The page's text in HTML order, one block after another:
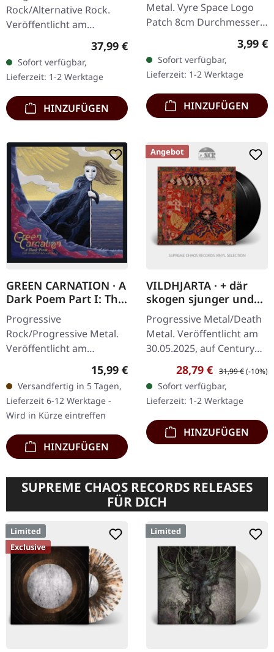
Rock/Alternative Rock.
Veröffentlicht am
26.08.2022, auf earMUSIC.
Recycle Random Doppel-
Vinyl im Gatefold-Cover.
Long Distance Calling…
Regulärer Preis:
37,99 €
Sofort verfügbar,
Lieferzeit: 1-2 Werktage
HINZUFÜGEN
Metal. Vyre Space Logo
Patch 8cm Durchmesser,
gewebt, hohe Qualität3,99 €
Sofort verfügbar,
Lieferzeit: 1-2 Werktage
HINZUFÜGEN
GREEN CARNATION · A
Dark Poem Part I: The
Shores of Melancholia
| DIGIPAK CD
Progressive
Rock/Progressive Metal.
Veröffentlicht am
31.10.2025, auf Season Of
Mist. CD im Deluxe-
Digipak mit Golddruck
und 16-seitigem Booklet.
…
Regulärer Preis:
15,99 €
Versandfertig in 5 Tagen,
Lieferzeit 6-12 Werktage -
Wird in Kürze eintreffen
HINZUFÜGEN
Angebot
VILDHJARTA · + där
skogen sjunger under
evighetens granar + |
BLACK 2LP
Progressive Metal/Death
Metal. Veröffentlicht am
30.05.2025, auf Century
Media Records.
Schwarzes Doppel-Vinyl
im Gatefold Cover. Die
schwedische…
Verkaufspreis:
28,79 € Regulärer Preis:
31,99 €(-10%)
Sofort verfügbar,
Lieferzeit: 1-2 Werktage
HINZUFÜGEN
SUPREME CHAOS RECORDS RELEASES
FÜR DICH
Limited
Exclusive
Limited